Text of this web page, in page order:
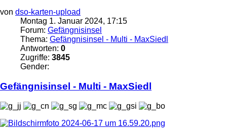
von dso-karten-upload
Montag 1. Januar 2024, 17:15
Forum: Gefängnisinsel
Thema: Gefängnisinsel - Multi - MaxSiedl
Antworten: 0
Zugriffe: 3845
Gender:
Gefängnisinsel - Multi - MaxSiedl